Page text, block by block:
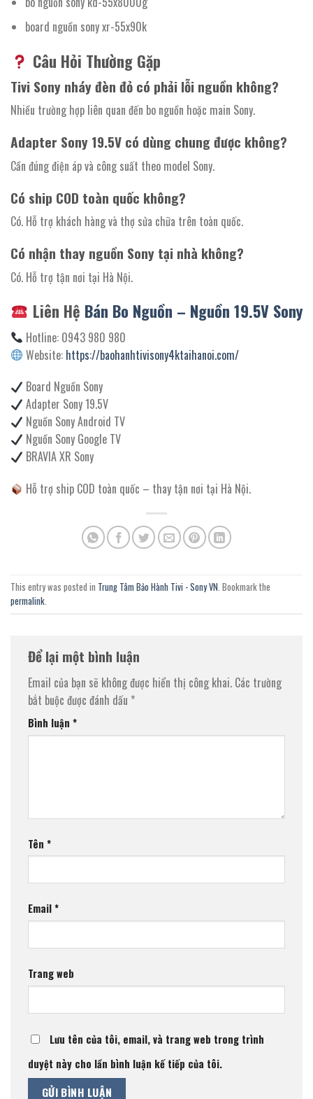
board nguồn sony xr-55x90k
Câu Hỏi Thường Gặp
Tivi Sony nháy đèn đỏ có phải lỗi nguồn không?
Nhiều trường hợp liên quan đến bo nguồn hoặc main Sony.
Adapter Sony 19.5V có dùng chung được không?
Cần đúng điện áp và công suất theo model Sony.
Có ship COD toàn quốc không?
Có. Hỗ trợ khách hàng và thợ sửa chữa trên toàn quốc.
Có nhận thay nguồn Sony tại nhà không?
Có. Hỗ trợ tận nơi tại Hà Nội.
Liên Hệ Bán Bo Nguồn – Nguồn 19.5V Sony
Hotline: 0943 980 980
Website: https://baohanhtivisony4ktaihanoi.com/
Board Nguồn Sony
Adapter Sony 19.5V
Nguồn Sony Android TV
Nguồn Sony Google TV
BRAVIA XR Sony
Hỗ trợ ship COD toàn quốc – thay tận nơi tại Hà Nội.
This entry was posted in Trung Tâm Bảo Hành Tivi - Sony VN . Bookmark the
permalink
Để lại một bình luận
Email của bạn sẽ không được hiển thị công khai. Các trường
bắt buộc được đánh dấu *
Bình luận *
Tên *
Email*
Trang web
Lưu tên của tôi, email, và trang web trong trình
duyệt này cho lần bình luận kế tiếp của tôi.